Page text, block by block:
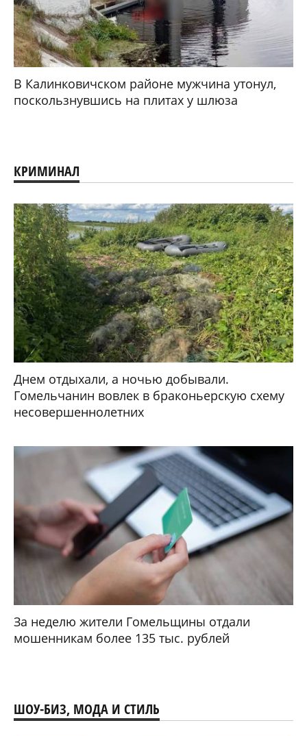
В Калинковичском районе мужчина утонул,
поскользнувшись на плитах у шлюза
КРИМИНАЛ
Днем отдыхали, а ночью добывали.
Гомельчанин вовлек в браконьерскую схему
несовершеннолетних
За неделю жители Гомельщины отдали
мошенникам более 135 тыс. рублей
ШОУ-БИЗ, МОДА И СТИЛЬ